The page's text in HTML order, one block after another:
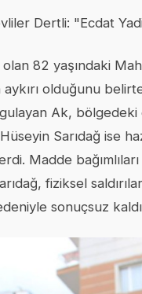
Dertli: "Ecdat
olan 82 yaşındaki
aykırı olduğunu
Ak,
Sarıdağ ise
Madde
fiziksel
sonuçsuz